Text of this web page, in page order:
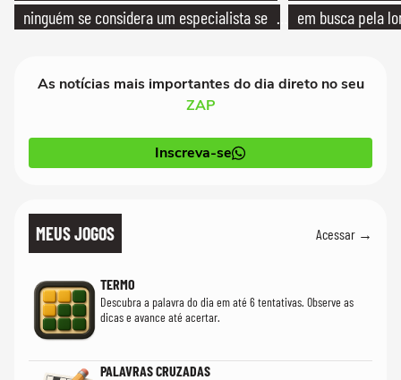
ninguém se considera um especialista se
em busca pela
As notícias mais importantes do dia direto no seu
ZAP
Inscreva-se
MEUS JOGOS Acessar →
TERMO
Descubra a palavra do dia em até 6 tentativas. Observe as
dicas e avance até acertar.
PALAVRAS CRUZADAS